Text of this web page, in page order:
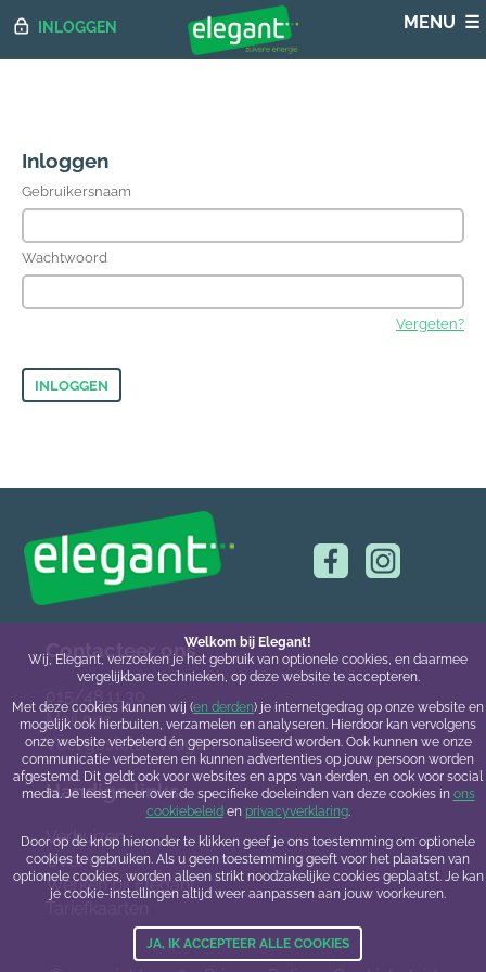
INLOGGEN
Inloggen
Gebruikersnaam
Wachtwoord
Vergeten?
INLOGGEN
Contacteer ons
015/48.11.30
Mail ons
Veel gestelde vragen
Handige links
Verhuizen
Over ons
Werken bij Elegant
Welkom bij Elegant!
Wij, Elegant, verzoeken je het gebruik van optionele cookies, en daarmee
vergelijkbare technieken, op deze website te accepteren.
Met deze cookies kunnen wij (en derden) je internetgedrag op onze website en
mogelijk ook hierbuiten, verzamelen en analyseren. Hierdoor kan vervolgens
onze website verbeterd én gepersonaliseerd worden. Ook kunnen we onze
communicatie verbeteren en kunnen advertenties op jouw persoon worden
afgestemd. Dit geldt ook voor websites en apps van derden, en ook voor social
media. Je leest meer over de specifieke doeleinden van deze cookies in ons
cookiebeleiden privacyverklaring.
Door op de knop hieronder te klikken geef je ons toestemming om optionele
cookies te gebruiken. Als u geen toestemming geeft voor het plaatsen van
optionele cookies, worden alleen strikt noodzakelijke cookies geplaatst. Je kan
je cookie-instellingen altijd weer aanpassen aan jouw voorkeuren.
JA, IK ACCEPTEER ALLE COOKIES